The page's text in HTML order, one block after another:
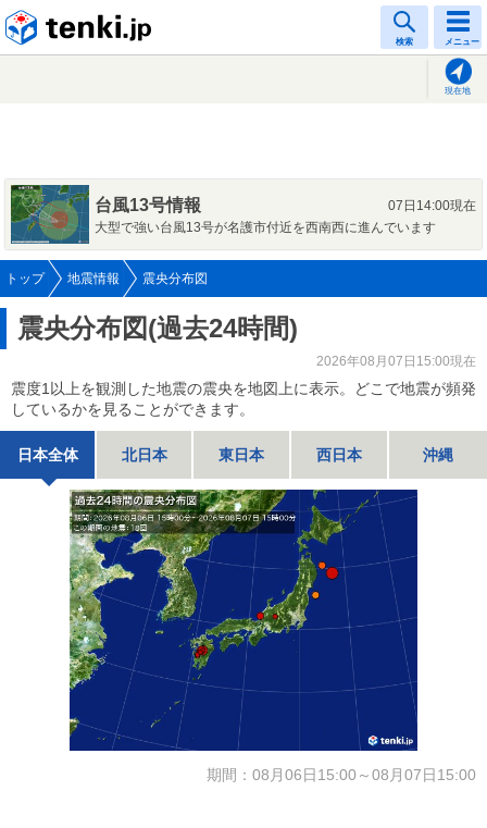
検索 メニュー
現在地
台風13号情報
07日14:00現在
大型で強い台風13号が名護市付近を西南西に進んでいます
トップ 地震情報 震央分布図
震央分布図(過去24時間)
2026年08月07日15:00現在
震度1以上を観測した地震の震央を地図上に表示。どこで地震が頻発
しているかを見ることができます。
日本全体 北日本 東日本 西日本 沖縄
期間：08月06日15:00～08月07日15:00